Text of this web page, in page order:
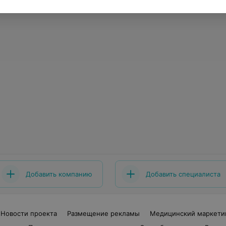
Добавить компанию Добавить специалиста
Новости проекта Размещение рекламы
Медицинский